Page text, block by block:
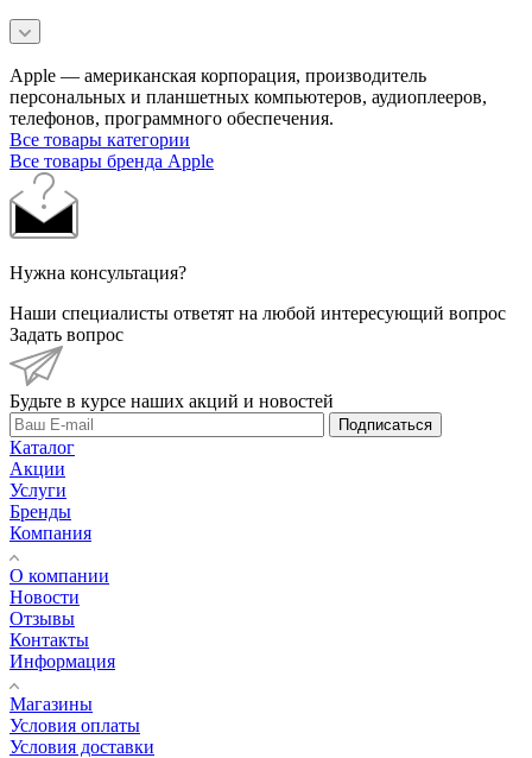
Apple — американская корпорация, производитель
персональных и планшетных компьютеров, аудиоплееров,
телефонов, программного обеспечения.
Все товары категории
Все товары бренда Apple
Нужна консультация?
Наши специалисты ответят на любой интересующий вопрос
Задать вопрос
Будьте в курсе наших акций и новостей
Подписаться
Каталог
Акции
Услуги
Бренды
Компания
О компании
Новости
Отзывы
Контакты
Информация
Магазины
Условия оплаты
Условия доставки